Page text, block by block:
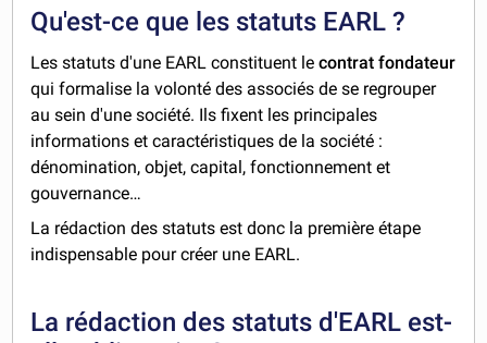
Qu'est-ce que les statuts EARL ?
Les statuts d'une EARL constituent lecontrat fondateur
qui formalise la volonté des associés de se regrouper
au sein d'une société. Ils fixent les principales
informations et caractéristiques de la société :
dénomination, objet, capital, fonctionnement et
gouvernance…
La rédaction des statuts est donc la première étape
indispensable pour créer une EARL.
La rédaction des statuts d'EARL est-